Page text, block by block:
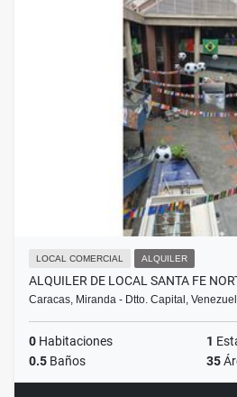
LOCAL COMERCIAL ALQUILER
ALQUILER DE LOCAL SANTA FE
Caracas, Miranda - Dtto. Capital,
0 Habitaciones 1
0.5 Baños 35